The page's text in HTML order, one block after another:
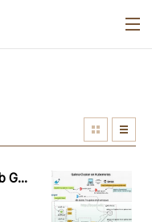
[Kubernetes StatefulSet] Mariadb Galera Cluster with etcd(3/5)